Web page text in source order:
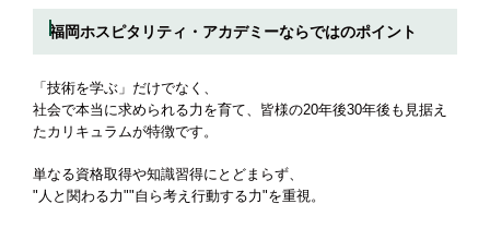
福岡ホスピタリティ・アカデミーならではのポイント
「技術を学ぶ」だけでなく、
社会で本当に求められる力を育て、皆様の20年後30年後も見据え
たカリキュラムが特徴です。
単なる資格取得や知識習得にとどまらず、
"人と関わる力""自ら考え行動する力"を重視。